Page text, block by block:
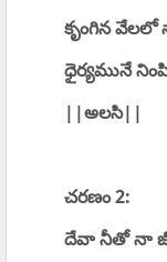
కృంగిన
ధైర్యమునే
||అలసి||
చరణం 2:
దేవా నీతో నా